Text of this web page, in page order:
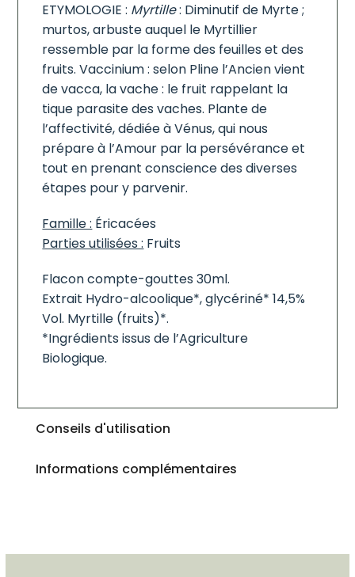
ETYMOLOGIE : Myrtille: Diminutif de Myrte ;
murtos, arbuste auquel le Myrtillier
ressemble par la forme des feuilles et des
fruits. Vaccinium : selon Pline l’Ancien vient
de vacca, la vache : le fruit rappelant la
tique parasite des vaches. Plante de
l’affectivité, dédiée à Vénus, qui nous
prépare à l’Amour par la persévérance et
tout en prenant conscience des diverses
étapes pour y parvenir.
Famille : Éricacées
Parties utilisées : Fruits
Flacon compte-gouttes 30ml.
Extrait Hydro-alcoolique*, glycériné* 14,5%
Vol. Myrtille (fruits)*.
*Ingrédients issus de l’Agriculture
Biologique.
Conseils d'utilisation
Informations complémentaires